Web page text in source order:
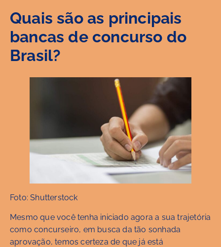
Quais são as principais
bancas de concurso do
Brasil?
Foto: Shutterstock
Mesmo que você tenha iniciado agora a sua trajetória
como concurseiro, em busca da tão sonhada
aprovação, temos certeza de que já está